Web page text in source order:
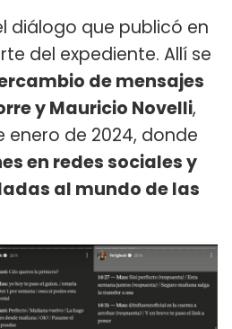
diálogo que publicó en
del expediente. Allí se
de mensajes
y Mauricio Novelli,
enero de 2024, donde
en redes sociales y
al mundo de las